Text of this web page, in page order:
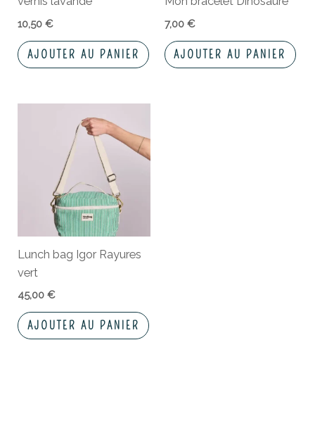
10,50€
AJOUTER AU PANIER
7,00 €
AJOUTER AU PANIER
Lunch bag Igor Rayures
vert
45,00€
AJOUTER AU PANIER